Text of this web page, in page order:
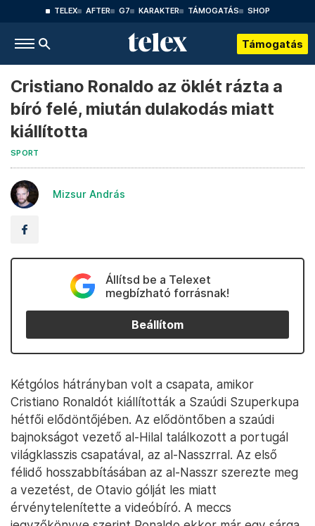
TELEX AFTER G7 KARAKTER TÁMOGATÁS SHOP
Támogatás
Cristiano Ronaldo az öklét rázta a
bíró felé, miután dulakodás miatt
kiállította
SPORT
Mizsur András
Állítsd be a Telexet
megbízható forrásnak!
Beállítom
Kétgólos hátrányban volt a csapata, amikor
Cristiano Ronaldót kiállították a Szaúdi Szuperkupa
hétfői elődöntőjében. Az elődöntőben a szaúdi
bajnokságot vezető al-Hilal találkozott a portugál
világklasszis csapatával, az al-Nasszrral. Az első
félidő hosszabbításában az al-Nasszr szerezte meg
a vezetést, de Otavio gólját les miatt
érvénytelenítette a videóbíró. A meccs